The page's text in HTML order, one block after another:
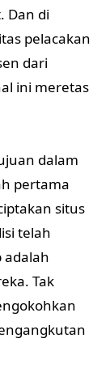
Dan di
pelacakan
dari
ini meretas
dalam
pertama
situs
telah
adalah
Tak